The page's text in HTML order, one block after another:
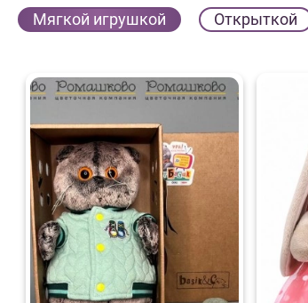
Мягкой игрушкой Открыткой